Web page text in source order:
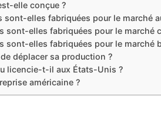
elle conçue ?
sont-elles fabriquées pour le marché
sont-elles fabriquées pour le marché
sont-elles fabriquées pour le marché
déplacer sa production ?
licencie-t-il aux États-Unis ?
américaine ?